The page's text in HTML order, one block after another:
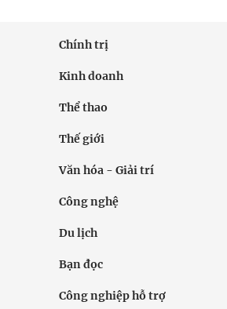
Chính trị
Kinh doanh
Thể thao
Thế giới
Văn hóa - Giải trí
Công nghệ
Du lịch
Bạn đọc
Công nghiệp hỗ trợ